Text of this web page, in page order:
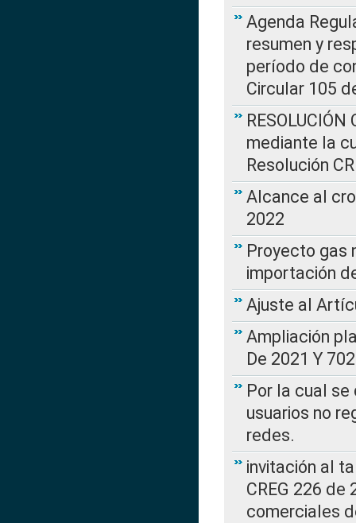
Agenda
resumen y
período de
Circular 105
mediante la
Resolución
Alcance al
2022
Proyecto gas
importación
Ajuste al
Ampliación
De 2021 Y
Por la cual
usuarios no
redes.
invitación al
CREG 226
comerciales